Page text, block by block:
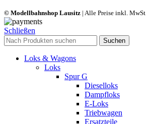
© Modellbahnshop Lausitz | Alle Preise inkl. MwSt.
Schließen
Suchen
Loks & Wagons
Loks
Spur G
Dieselloks
Dampfloks
E-Loks
Triebwagen
Ersatzteile